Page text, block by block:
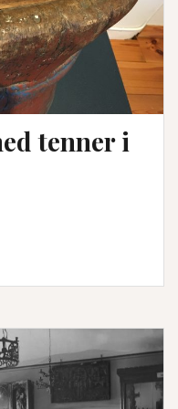
tenner i